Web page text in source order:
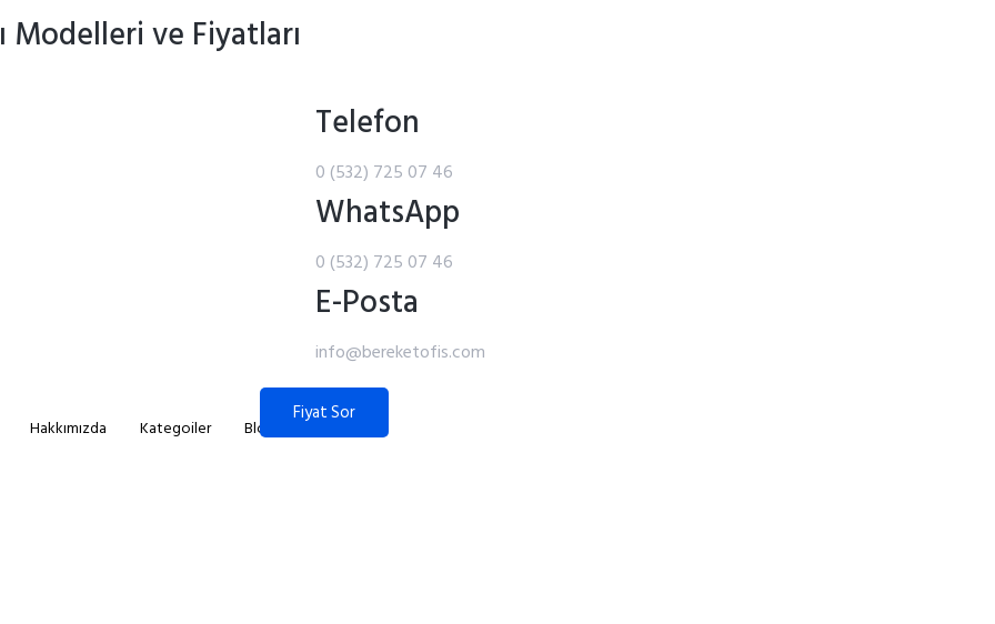
ve Fiyatları
Telefon
0 (532) 725 07 46
WhatsApp
0 (532) 725 07 46
E-Posta
info@bereketofis.com
Hakkımızda Kategoiler Blog İletişim
Fiyat Sor